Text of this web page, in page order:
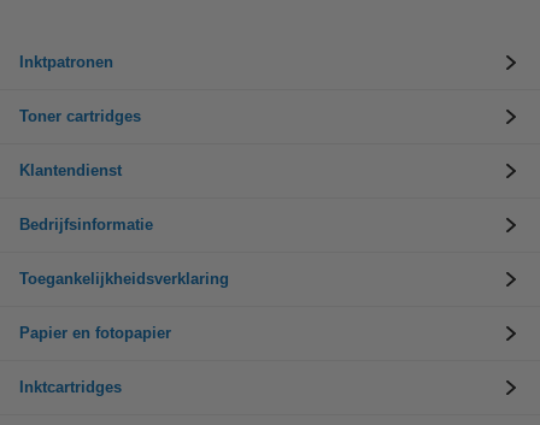
Inktpatronen
Toner cartridges
Klantendienst
Bedrijfsinformatie
Toegankelijkheidsverklaring
Papier en fotopapier
Inktcartridges